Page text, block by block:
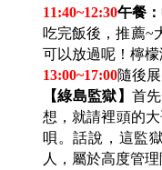
11:40~12:30午餐：
吃完飯後，推薦~
可以放過呢！檸
13:00~17:00隨後
【綠島監獄】 首
想，就請裡頭的
唄。話說，這監
人，屬於高度管